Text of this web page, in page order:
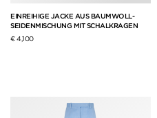
EINREIHIGE JACKE AUS BAUMWOLL-
SEIDENMISCHUNG MIT SCHALKRAGEN
€ 4,100